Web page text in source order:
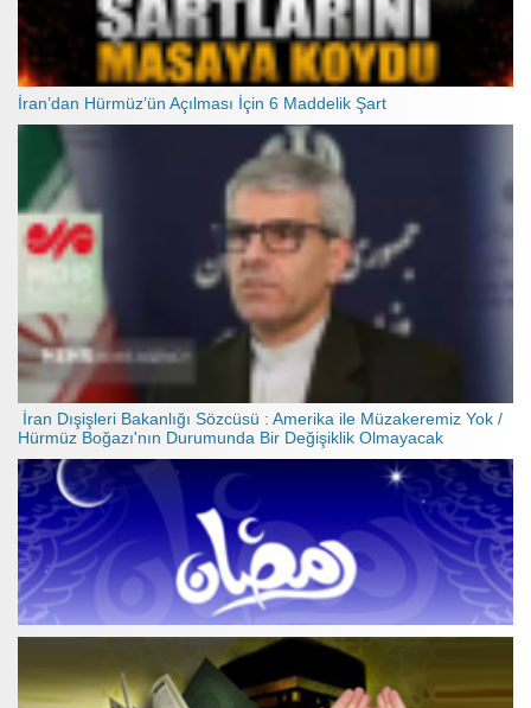
İran’dan Hürmüz’ün Açılması İçin 6 Maddelik Şart
İran Dışişleri Bakanlığı Sözcüsü : Amerika ile Müzakeremiz Yok /
Hürmüz Boğazı'nın Durumunda Bir Değişiklik Olmayacak